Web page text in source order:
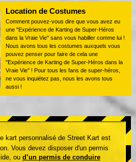
Location de Costumes
Comment pouvez-vous dire que vous avez eu
une "Expérience de Karting de Super-Héros
dans la Vraie Vie" sans vous habiller comme lui !
Nous avons tous les costumes auxquels vous
pouvez penser pour faire de cela une
"Expérience de Karting de Super-Héros dans la
Vraie Vie" ! Pour tous les fans de super-héros,
ne vous inquiétez pas, nous les avons tous
aussi !
kart personnalisé de Street Kart est
Vous devez disposer d'un permis
ou d’un permis de conduire